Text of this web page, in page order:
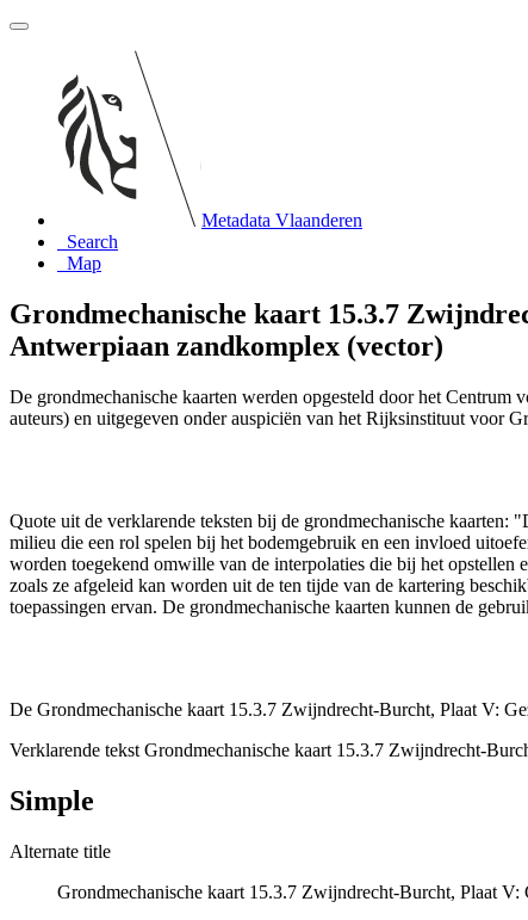
Metadata Vlaanderen
Search
Map
Grondmechanische kaart 15.3.7
Antwerpiaan zandkomplex (vector)
De grondmechanische kaarten werden opgesteld door het
auteurs) en uitgegeven onder auspiciën van het Rijksinstituut voor
Quote uit de verklarende teksten bij de grondmechanische kaarten:
milieu die een rol spelen bij het bodemgebruik en een invloed
worden toegekend omwille van de interpolaties die bij het opstellen
zoals ze afgeleid kan worden uit de ten tijde van de kartering
toepassingen ervan. De grondmechanische kaarten kunnen de
De Grondmechanische kaart 15.3.7 Zwijndrecht-Burcht, Plaat V:
Verklarende tekst Grondmechanische kaart 15.3.7 Zwijndrecht-
Simple
Alternate title
Grondmechanische kaart 15.3.7 Zwijndrecht-Burcht, Plaat